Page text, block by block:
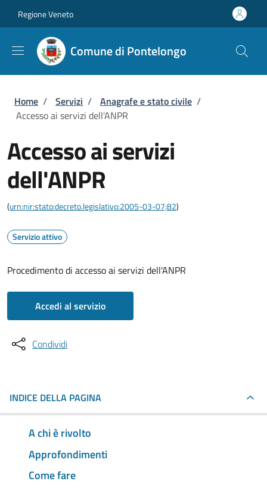
Regione Veneto
Comune di Pontelongo
Briciole di pane
Home / Servizi / Anagrafe e stato civile /
Accesso ai servizi dell'ANPR
Accesso ai servizi
dell'ANPR
(urn:nir:stato:decreto.legislativo:2005-03-07;82)
Servizio attivo
Procedimento di accesso ai servizi dell'ANPR
Accedi al servizio
Condividi
INDICE DELLA PAGINA
A chi è rivolto
Approfondimenti
Come fare